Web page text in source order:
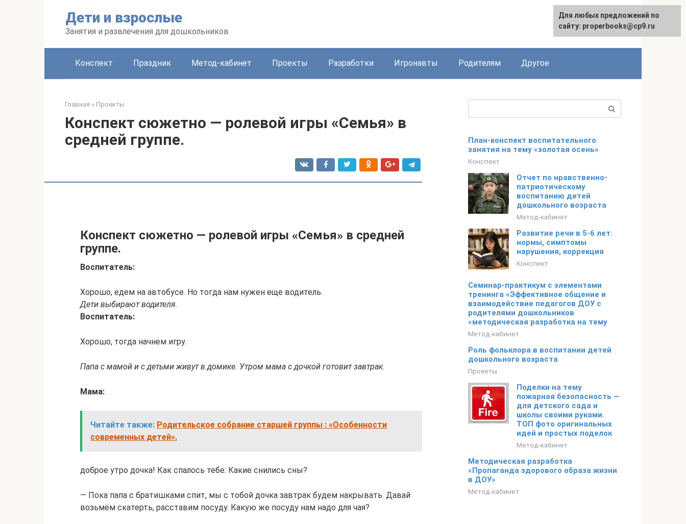
Дети и взрослые
Занятия и развлечения для дошкольников
English
Конспект Праздник Метод-кабинет Проекты Разработки Игронавты Родителям Другое
Главная » Проекты
Конспект сюжетно — ролевой игры «Семья» в
средней группе.
Конспект сюжетно — ролевой игры «Семья» в средней
группе.
Воспитатель:
Хорошо, едем на автобусе. Но тогда нам нужен еще водитель.
Дети выбирают водителя.
Воспитатель:
Хорошо, тогда начнем игру.
Папа с мамой и с детьми живут в домике. Утром мама с дочкой готовит завтрак.
Мама:
Читайте также: Родительское собрание старшей группы : «Особенности
современных детей».
доброе утро дочка! Как спалось тебе: Какие снились сны?
— Пока папа с братишками спит, мы с тобой дочка завтрак будем накрывать. Давай
возьмём скатерть, расставим посуду. Какую же посуду нам надо для чая?
План-конспект воспитательного
занятия на тему «золотая осень»
Конспект
Отчет по нравственно-
патриотическому
воспитанию детей
дошкольного возраста
Метод-кабинет
Развитие речи в 5-6 лет:
нормы, симптомы
нарушения, коррекция
Конспект
Семинар-практикум с элементами
тренинга «Эффективное общение и
взаимодействие педагогов ДОУ с
родителями дошкольников
«методическая разработка на тему
Метод-кабинет
Роль фольклора в воспитании детей
дошкольного возраста
Проекты
Поделки на тему
пожарная безопасность —
для детского сада и
школы своими руками.
ТОП фото оригинальных
идей и простых поделок
Метод-кабинет
Методическая разработка
«Пропаганда здорового образа жизни
в ДОУ»
Метод-кабинет
Для любых предложений по
сайту: properbooks@cp9.ru